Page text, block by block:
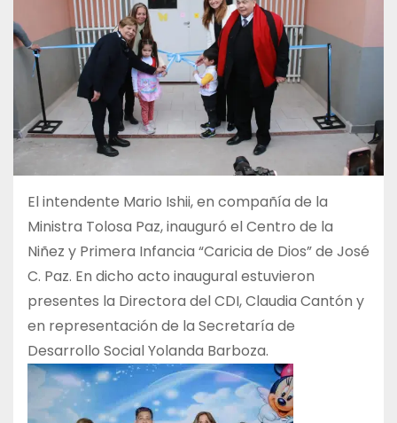
El intendente Mario Ishii, en compañía de la
Ministra Tolosa Paz, inauguró el Centro de la
Niñez y Primera Infancia “Caricia de Dios” de José
C. Paz. En dicho acto inaugural estuvieron
presentes la Directora del CDI, Claudia Cantón y
en representación de la Secretaría de
Desarrollo Social Yolanda Barboza.